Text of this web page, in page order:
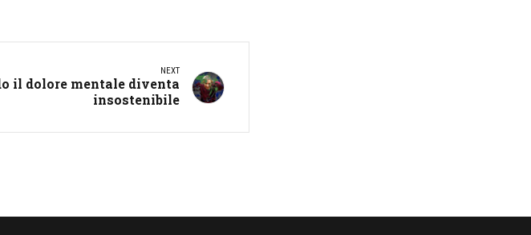
NEXT
il dolore mentale diventa
insostenibile